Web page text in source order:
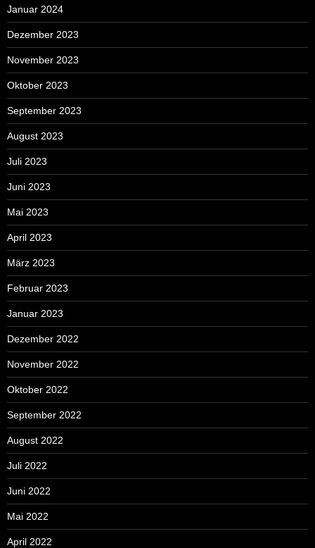
Januar 2024
Dezember 2023
November 2023
Oktober 2023
September 2023
August 2023
Juli 2023
Juni 2023
Mai 2023
April 2023
März 2023
Februar 2023
Januar 2023
Dezember 2022
November 2022
Oktober 2022
September 2022
August 2022
Juli 2022
Juni 2022
Mai 2022
April 2022